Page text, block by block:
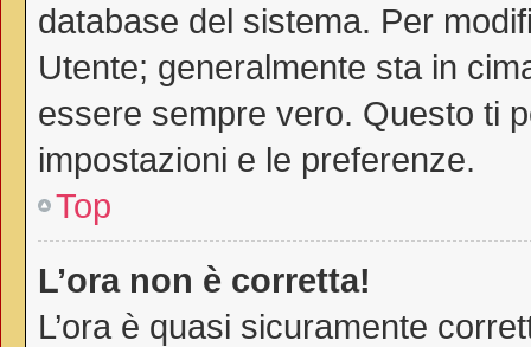
database del sistema. Per
Utente; generalmente sta in
essere sempre vero. Questo ti
impostazioni e le preferenze.
Top
L’ora non è corretta!
L’ora è quasi sicuramente